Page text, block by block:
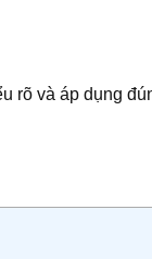
rõ và áp dụng